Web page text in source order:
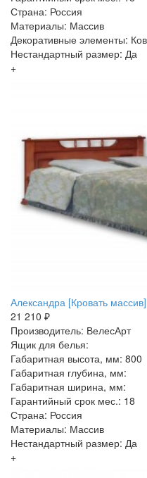
Страна: Россия
Материалы: Массив
Декоративные элементы:
Нестандартный размер: Да
+
Александра [Кровать массив]
21 210 ₽
Производитель: ВелесАрт
Ящик для белья:
Габаритная высота, мм: 800
Габаритная глубина, мм:
Габаритная ширина, мм:
Гарантийный срок мес.: 18
Страна: Россия
Материалы: Массив
Нестандартный размер: Да
+